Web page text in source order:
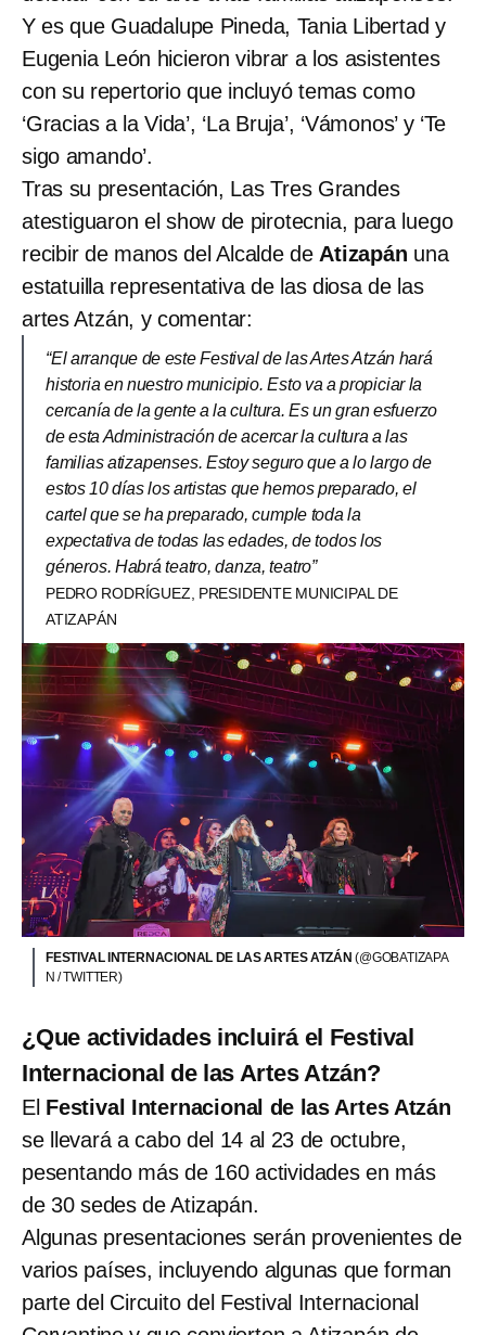
Y es que Guadalupe Pineda, Tania Libertad y
Eugenia León hicieron vibrar a los asistentes
con su repertorio que incluyó temas como
‘Gracias a la Vida’, ‘La Bruja’, ‘Vámonos’ y ‘Te
sigo amando’.
Tras su presentación, Las Tres Grandes
atestiguaron el show de pirotecnia, para luego
recibir de manos del Alcalde de Atizapán una
estatuilla representativa de las diosa de las
artes Atzán, y comentar:
“El arranque de este Festival de las Artes Atzán hará
historia en nuestro municipio. Esto va a propiciar la
cercanía de la gente a la cultura. Es un gran esfuerzo
de esta Administración de acercar la cultura a las
familias atizapenses. Estoy seguro que a lo largo de
estos 10 días los artistas que hemos preparado, el
cartel que se ha preparado, cumple toda la
expectativa de todas las edades, de todos los
géneros. Habrá teatro, danza, teatro”
PEDRO RODRÍGUEZ, PRESIDENTE MUNICIPAL DE
ATIZAPÁN
FESTIVAL INTERNACIONAL DE LAS ARTES ATZÁN(@GOBATIZAPA
N / TWITTER)
¿Que actividades incluirá el Festival
Internacional de las Artes Atzán?
El Festival Internacional de las Artes Atzán
se llevará a cabo del 14 al 23 de octubre,
pesentando más de 160 actividades en más
de 30 sedes de Atizapán.
Algunas presentaciones serán provenientes de
varios países, incluyendo algunas que forman
parte del Circuito del Festival Internacional